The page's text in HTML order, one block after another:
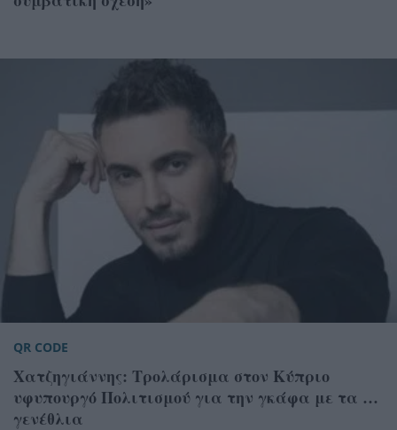
QR CODE
Χατζηγιάννης: Τρολάρισμα στον Κύπριο
υφυπουργό Πολιτισμού για την γκάφα με τα …
γενέθλια